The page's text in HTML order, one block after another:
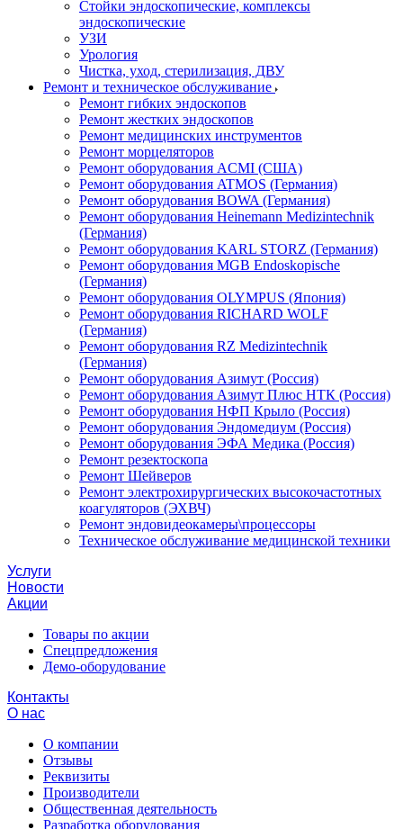
Стойки эндоскопические, комплексы
эндоскопические
УЗИ
Урология
Чистка, уход, стерилизация, ДВУ
Ремонт и техническое обслуживание
Ремонт гибких эндоскопов
Ремонт жестких эндоскопов
Ремонт медицинских инструментов
Ремонт морцеляторов
Ремонт оборудования ACMI (США)
Ремонт оборудования ATMOS (Германия)
Ремонт оборудования BOWA (Германия)
Ремонт оборудования Heinemann Medizintechnik
(Германия)
Ремонт оборудования KARL STORZ (Германия)
Ремонт оборудования MGB Endoskopische
(Германия)
Ремонт оборудования OLYMPUS (Япония)
Ремонт оборудования RICHARD WOLF
(Германия)
Ремонт оборудования RZ Medizintechnik
(Германия)
Ремонт оборудования Азимут (Россия)
Ремонт оборудования Азимут Плюс НТК (Россия)
Ремонт оборудования НФП Крыло (Россия)
Ремонт оборудования Эндомедиум (Россия)
Ремонт оборудования ЭФА Медика (Россия)
Ремонт резектоскопа
Ремонт Шейверов
Ремонт электрохирургических высокочастотных
коагуляторов (ЭХВЧ)
Ремонт эндовидеокамеры\процессоры
Техническое обслуживание медицинской техники
Услуги
Новости
Акции
Товары по акции
Спецпредложения
Демо-оборудование
Контакты
О нас
О компании
Отзывы
Реквизиты
Производители
Общественная деятельность
Разработка оборудования